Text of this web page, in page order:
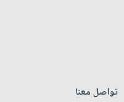
تواصل معنا